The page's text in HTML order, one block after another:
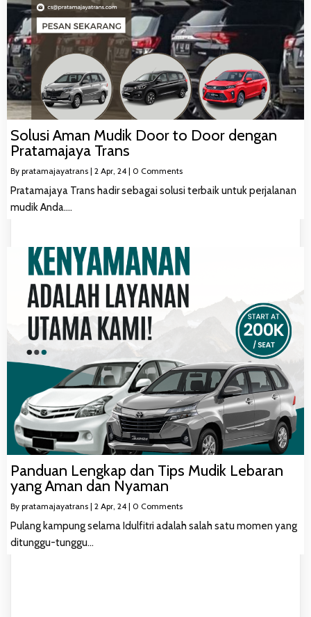
Solusi Aman Mudik Door to Door dengan
Pratamajaya Trans
By pratamajayatrans | 2 Apr, 24 | 0 Comments
Pratamajaya Trans hadir sebagai solusi terbaik untuk perjalanan
mudik Anda.…
Panduan Lengkap dan Tips Mudik Lebaran
yang Aman dan Nyaman
By pratamajayatrans | 2 Apr, 24 | 0 Comments
Pulang kampung selama Idulfitri adalah salah satu momen yang
ditunggu-tunggu…